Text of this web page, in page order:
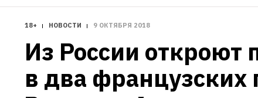
18+ НОВОСТИ 9 ОКТЯБРЯ 2018
Из России откроют
в два французских